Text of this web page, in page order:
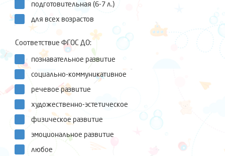
подготовительная (6-7 л.)
для всех возрастов
Соответствие ФГОС ДО:
познавательное развитие
социально-коммуникативное
речевое развитие
художественно-эстетическое
физическое развитие
эмоциональное развитие
любое